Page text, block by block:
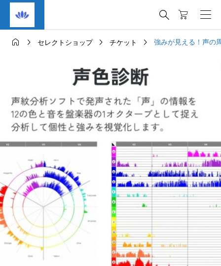

  セレクトショップ  チケット  強みが見える！声の